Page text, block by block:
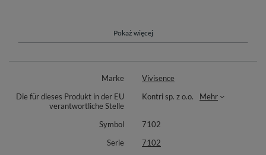
Klassischer Winterschal mit Wollzusatz für Damen.
aus warmem Garn
perfekt für kalte Wintertage
Materialzusammensetzung: 40% Acryl, 25% Viskose, 20% Wolle, 15%
Pokaż więcej
Marke
Vivisence
Die für dieses Produkt in der EU
verantwortliche Stelle
Kontri sp. z o.o. Mehr
Symbol
7102
Serie
7102